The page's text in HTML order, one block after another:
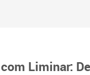
Liminar: